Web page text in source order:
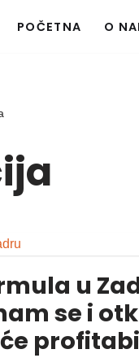
POČETNA O
u
se i